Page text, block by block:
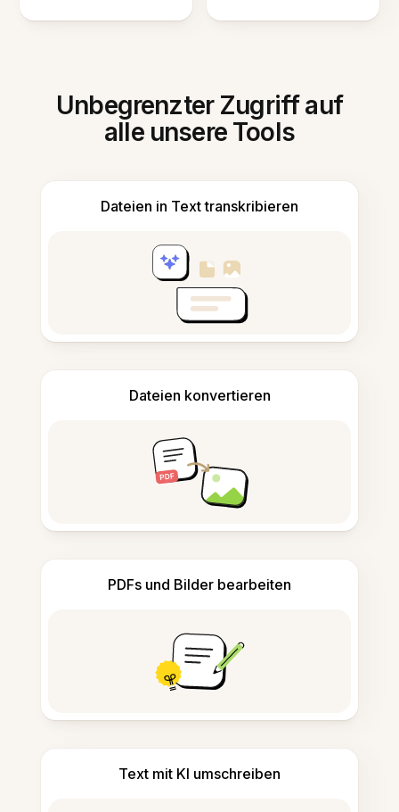
Unbegrenzter Zugriff auf
alle unsere Tools
Dateien in Text transkribieren
Dateien konvertieren
PDFs und Bilder bearbeiten
Text mit KI umschreiben